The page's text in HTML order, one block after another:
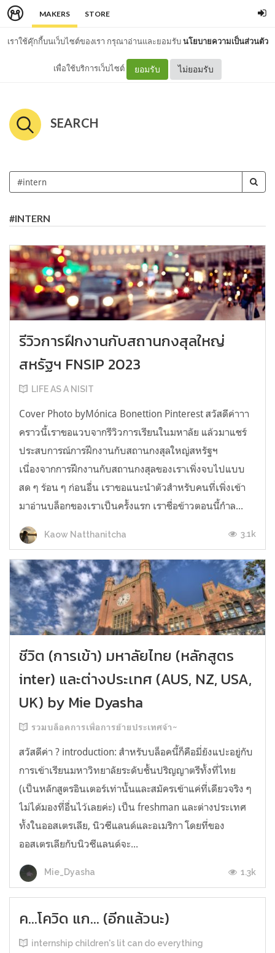
MAKERS STORE
เราใช้คุ๊กกี้บนเว็บไซต์ของเรา กรุณาอ่านและยอมรับนโยบายความเป็นส่วนตัว
เพื่อใช้บริการเว็บไซต์ ยอมรับ ไม่ยอมรับ
SEARCH
#INTERN
รีวิวการฝึกงานกับสถานกงสุลใหญ่
สหรัฐฯ FNSIP 2023
LIFE AS A NISIT
Cover Photo byMónica Bonettion Pinterest สวัสดีค่าาา
คราวนี้เราขอแวบจากรีวิวการเรียนในมหาลัย แล้วมาแชร์
ประสบการณ์การฝึกงานกับสถานกงสุลใหญ่สหรัฐฯ
เนื่องจากการฝึกงานกับสถานกงสุลของเราเพิ่งจบไปแบบ
สด ๆ ร้อน ๆ ก่อนอื่น เราขอแนะนำตัวสำหรับคนที่เพิ่งเข้า
มาอ่านบล็อกของเราเป็นครั้งแรก เราชื่อข้าวตอนนี้กำล...
Kaow Natthanitcha 3.1k
ชีวิต (การเข้า) มหาลัยไทย (หลักสูตร
inter) และต่างประเทศ (AUS, NZ, USA,
UK) by Mie Dyasha
รวมบล็อคการเพื่อการย้ายประเทศจ้า~
สวัสดีค่า ? introduction: สำหรับบล็อคนี้ก็คือมี่ยังแปะอยู่กับ
การเข้าเรียนมหาวิทยาลัยระดับชั้นปริญญาตรีทั้งที่ไทย
(เป็นหลักสูตรอินเตอร์เท่านั้นและสมัครเข้าแค่ที่เดียวจริง ๆ
ไม่ได้มองที่อื่นไว้เลยค่ะ) เป็น freshman และต่างประเทศ
ทั้งในออสเตรเลีย, นิวซีแลนด์และอเมริกา โดยที่ของ
ออสเตรเลียกับนิวซีแลนด์จะ...
Mie_Dyasha 1.3k
ค...โควิด แก... (อีกแล้วนะ)
internship children's lit can do everything